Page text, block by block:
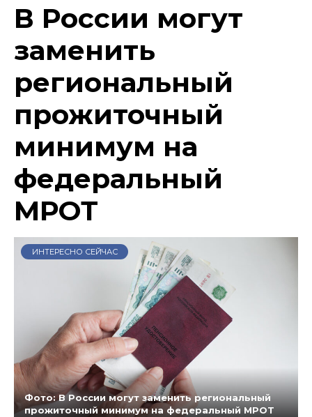
В России могут
заменить
региональный
прожиточный
минимум на
федеральный
МРОТ
ИНТЕРЕСНО СЕЙЧАС
Фото: В России могут заменить региональный
прожиточный минимум на федеральный МРОТ